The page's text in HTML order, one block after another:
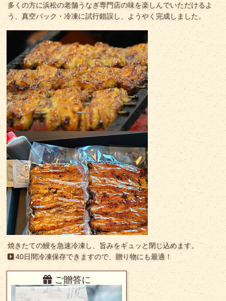
多くの方に浜松の老舗うなぎ専門店の味を楽しんでいただけるよ
う、真空パック・冷凍に試行錯誤し、ようやく完成しました。
焼きたての鰻を急速冷凍し、旨みをギュッと閉じ込めます。
40日間冷凍保存できますので、贈り物にも最適！
ご贈答に